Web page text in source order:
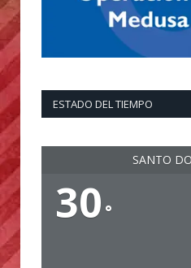
ESTADO DEL TIEMPO
SANTO
30 °